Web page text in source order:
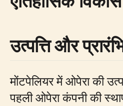
उत्पत्ति और
मोंटपेलियर में ओपेरा की
पहली ओपेरा कंपनी की